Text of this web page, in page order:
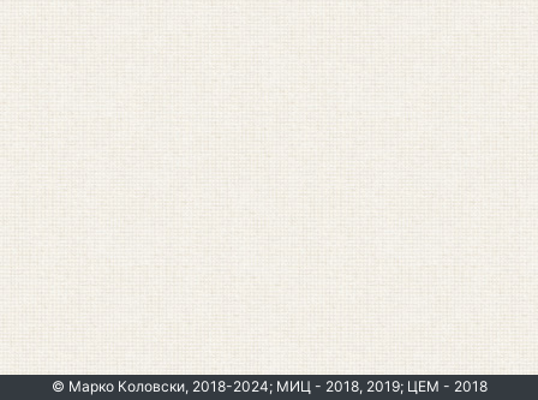
© Марко Коловски, 2018-2024; МИЦ - 2018, 2019; ЦЕМ - 2018